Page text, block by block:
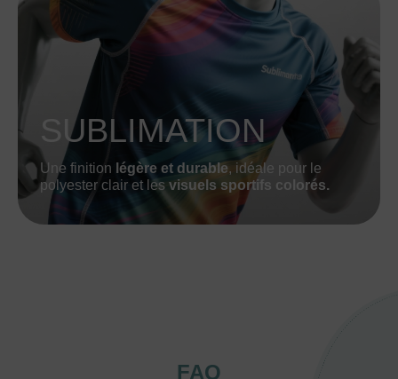
SUBLIMATION
Une finition légère et durable, idéale pour le
polyester clair et les visuels sportifs colorés.
FAQ